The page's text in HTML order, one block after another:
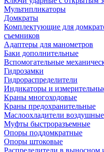
Мультипликаторы
Домкраты
Комплектующие для
съемников
Адаптеры для манометров
Баки дополнительные
Вспомогательные
Гидрозамки
Гидрораспределители
Индикаторы и
Краны многоходовые
Краны предохранительные
Маслоохладители воздушные
Муфты быстроразъемные
Опоры поддомкратные
Опоры штоковые
Распределители в выносном